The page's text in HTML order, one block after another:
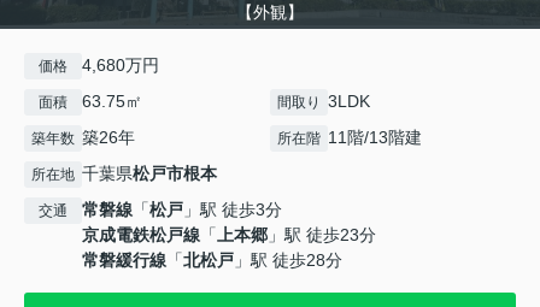
【外観】
価格 4,680万円
面積 63.75㎡ 間取り 3LDK
築年数 築26年 所在階 11階/13階建
所在地 千葉県松戸市根本
交通 常磐線 「松戸 」駅 徒歩3分
京成電鉄松戸線 「 上本郷 」駅 徒歩23分
常磐緩行線 「北松戸 」駅 徒歩28分